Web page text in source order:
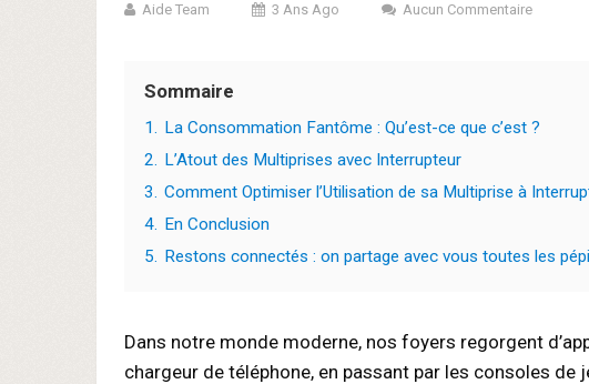
Aide Team 3 Ans Ago Aucun Commentaire
Sommaire
1. La Consommation Fantôme : Qu’est-ce que c’est ?
2. L’Atout des Multiprises avec Interrupteur
3. Comment Optimiser l’Utilisation de sa Multiprise à
4. En Conclusion
5. Restons connectés : on partage avec vous toutes les
Dans notre monde moderne, nos foyers regorgent
chargeur de téléphone, en passant par les consoles